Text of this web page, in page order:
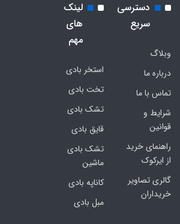
دسترسی
سریع
وبلاگ
درباره ما
تماس با ما
شرایط و
قوانین
راهنمای خرید
از ایرکوک
گالری تصاویر
خریداران
لینک
های
مهم
استخر بادی
تخت بادی
تشک بادی
قایق بادی
تشک بادی
ماشین
کاناپه بادی
مبل بادی